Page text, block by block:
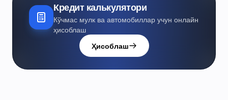
Кредит калькулятори
Кўчмас мулк ва автомобиллар учун онлайн
ҳисоблаш
Ҳисоблаш